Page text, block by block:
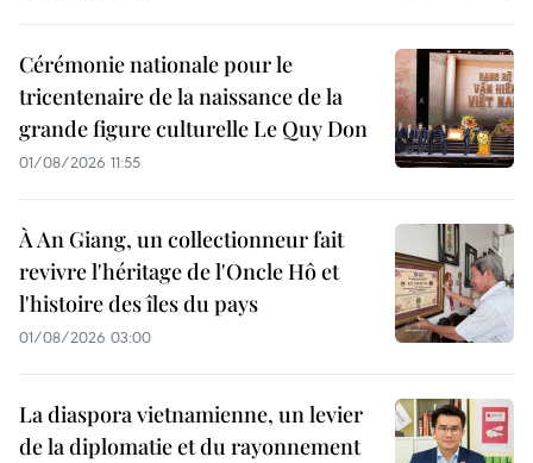
Cérémonie nationale pour le
tricentenaire de la naissance de la
grande figure culturelle Le Quy Don
01/08/2026 11:55
À An Giang, un collectionneur fait
revivre l'héritage de l'Oncle Hô et
l'histoire des îles du pays
01/08/2026 03:00
La diaspora vietnamienne, un levier
de la diplomatie et du rayonnement